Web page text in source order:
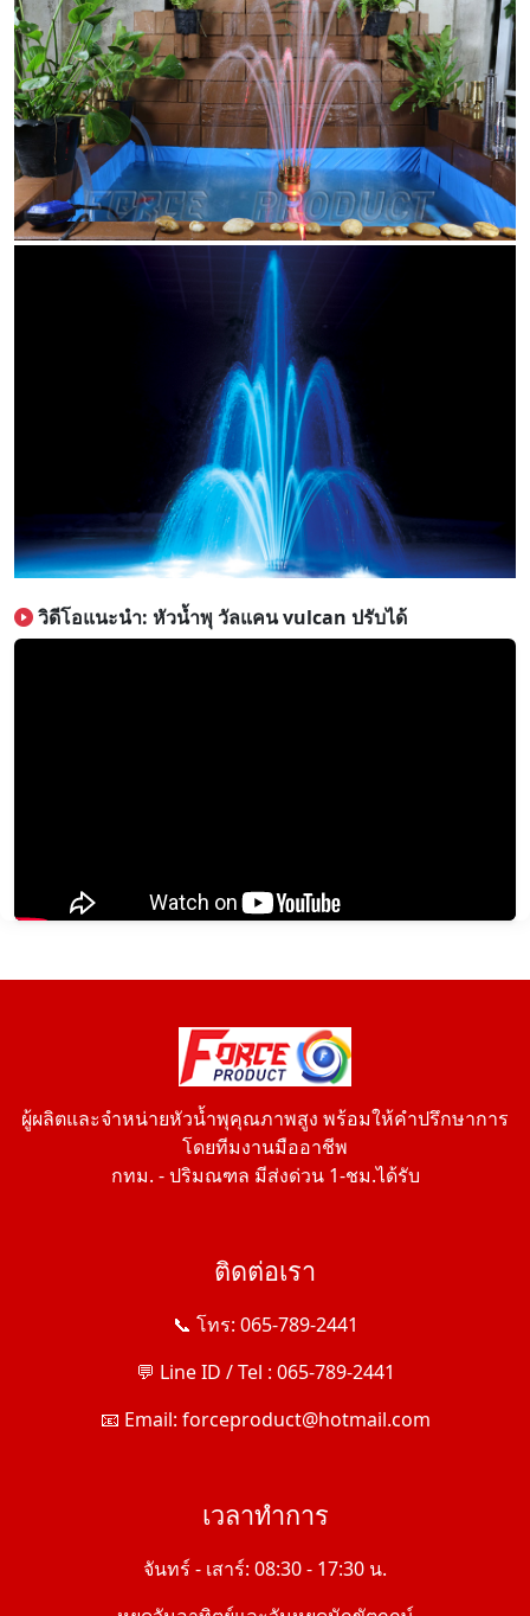
วิดีโอแนะนำ: หัวน้ำพุ วัลแคน vulcan ปรับได้
ผู้ผลิตและจำหน่ายหัวน้ำพุคุณภาพสูง พร้อมให้คำปรึกษาการ
โดยทีมงานมืออาชีพ
กทม. - ปริมณฑล มีส่งด่วน 1-ชม.ได้รับ
ติดต่อเรา
📞 โทร: 065-789-2441
💬 Line ID / Tel : 065-789-2441
📧 Email: forceproduct@hotmail.com
เวลาทำการ
จันทร์ - เสาร์: 08:30 - 17:30 น.